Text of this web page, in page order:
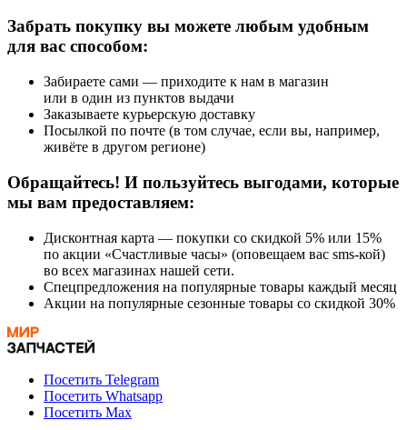
Забрать покупку вы можете любым удобным
для вас способом:
Забираете сами — приходите к нам в магазин
или в один из пунктов выдачи
Заказываете курьерскую доставку
Посылкой по почте (в том случае, если вы, например,
живёте в другом регионе)
Обращайтесь! И пользуйтесь выгодами, которые
мы вам предоставляем:
Дисконтная карта — покупки со скидкой 5% или 15%
по акции «Счастливые часы» (оповещаем вас sms-кой)
во всех магазинах нашей сети.
Спецпредложения на популярные товары каждый месяц
Акции на популярные сезонные товары со скидкой 30%
Посетить Telegram
Посетить Whatsapp
Посетить Max